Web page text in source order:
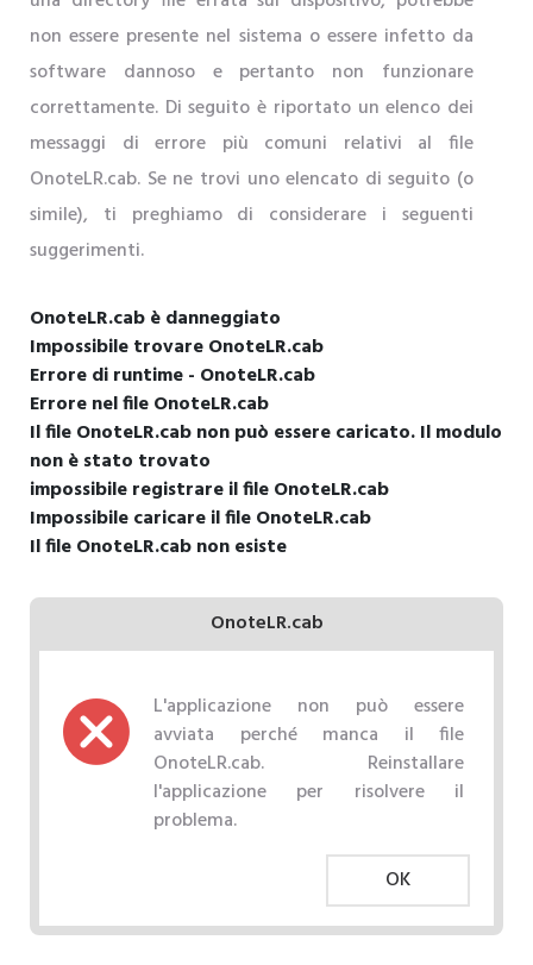
non essere presente nel sistema o essere infetto da
software dannoso e pertanto non funzionare
correttamente. Di seguito è riportato un elenco dei
messaggi di errore più comuni relativi al file
OnoteLR.cab. Se ne trovi uno elencato di seguito (o
simile), ti preghiamo di considerare i seguenti
suggerimenti.
OnoteLR.cab è danneggiato
Impossibile trovare OnoteLR.cab
Errore di runtime - OnoteLR.cab
Errore nel file OnoteLR.cab
Il file OnoteLR.cab non può essere caricato. Il modulo
non è stato trovato
impossibile registrare il file OnoteLR.cab
Impossibile caricare il file OnoteLR.cab
Il file OnoteLR.cab non esiste
OnoteLR.cab
L'applicazione non può essere
avviata perché manca il file
OnoteLR.cab. Reinstallare
l'applicazione per risolvere il
problema.
OK